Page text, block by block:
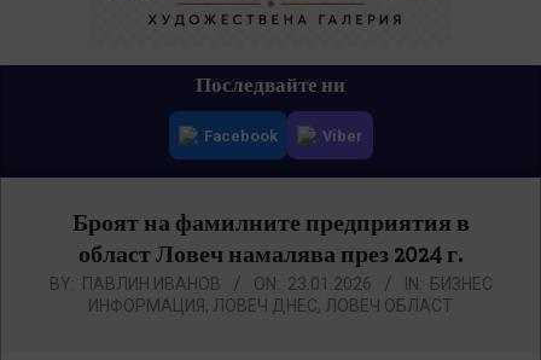
Последвайте ни
Facebook Viber
Броят на фамилните предприятия в
област Ловеч намалява през 2024 г.
BY: ПАВЛИН ИВАНОВ ON: 23.01.2026 IN: БИЗНЕС
ИНФОРМАЦИЯ, ЛОВЕЧ ДНЕС, ЛОВЕЧ ОБЛАСТ